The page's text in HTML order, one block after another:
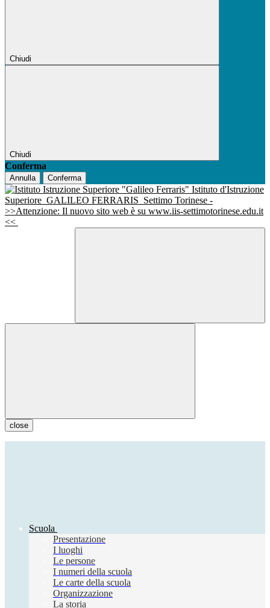
Chiudi
Chiudi
Conferma
Annulla Conferma
Istituto d'Istruzione
Superiore GALILEO FERRARIS Settimo Torinese -
>>Attenzione: Il nuovo sito web è su www.iis-settimotorinese.edu.it
<<
close
Scuola
Presentazione
I luoghi
Le persone
I numeri della scuola
Le carte della scuola
Organizzazione
La storia